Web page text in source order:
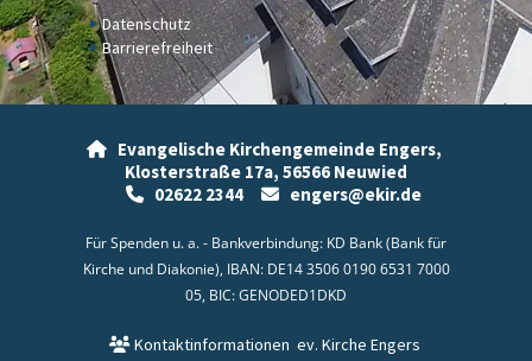
Datenschutz
Barrierefreiheit

Evangelische Kirchengemeinde Engers,
Klosterstraße 17a, 56566 Neuwied
02622 2344 engers@ekir.de
Für Spenden u. a. - Bankverbindung: KD Bank (Bank für
Kirche und Diakonie), IBAN: DE14 3506 0190 6531 7000
05, BIC: GENODED1DKD
Kontaktinformationen ev. Kirche Engers